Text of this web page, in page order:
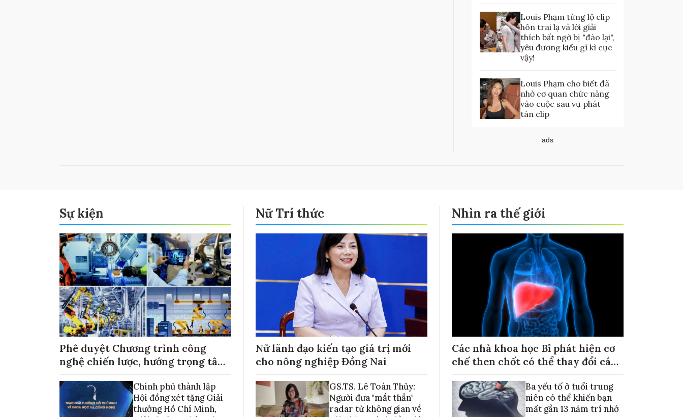
Louis Phạm từng lộ clip
hôn trai lạ và lời giải
thích bất ngờ bị "đào lại",
yêu đương kiểu gì kì cục
vậy!
Louis Phạm cho biết đã
nhờ cơ quan chức năng
vào cuộc sau vụ phát
tán clip
ads
Sự kiện
Phê duyệt Chương trình công
nghệ chiến lược, hướng trọng tâm
Chính phủ thành lập
Hội đồng xét tặng Giải
thưởng Hồ Chí Minh,
Nữ Trí thức
Nữ lãnh đạo kiến tạo giá trị mới
cho nông nghiệp Đồng Nai
GS.TS. Lê Toàn Thủy:
Người đưa "mắt thần"
radar từ không gian về
Nhìn ra thế giới
Các nhà khoa học Bỉ phát hiện cơ
chế then chốt có thể thay đổi cách
Ba yếu tố ở tuổi trung
niên có thể khiến bạn
mất gần 13 năm trí nhớ